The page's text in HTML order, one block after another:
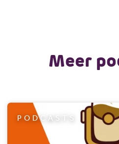
Meer
PODCASTS